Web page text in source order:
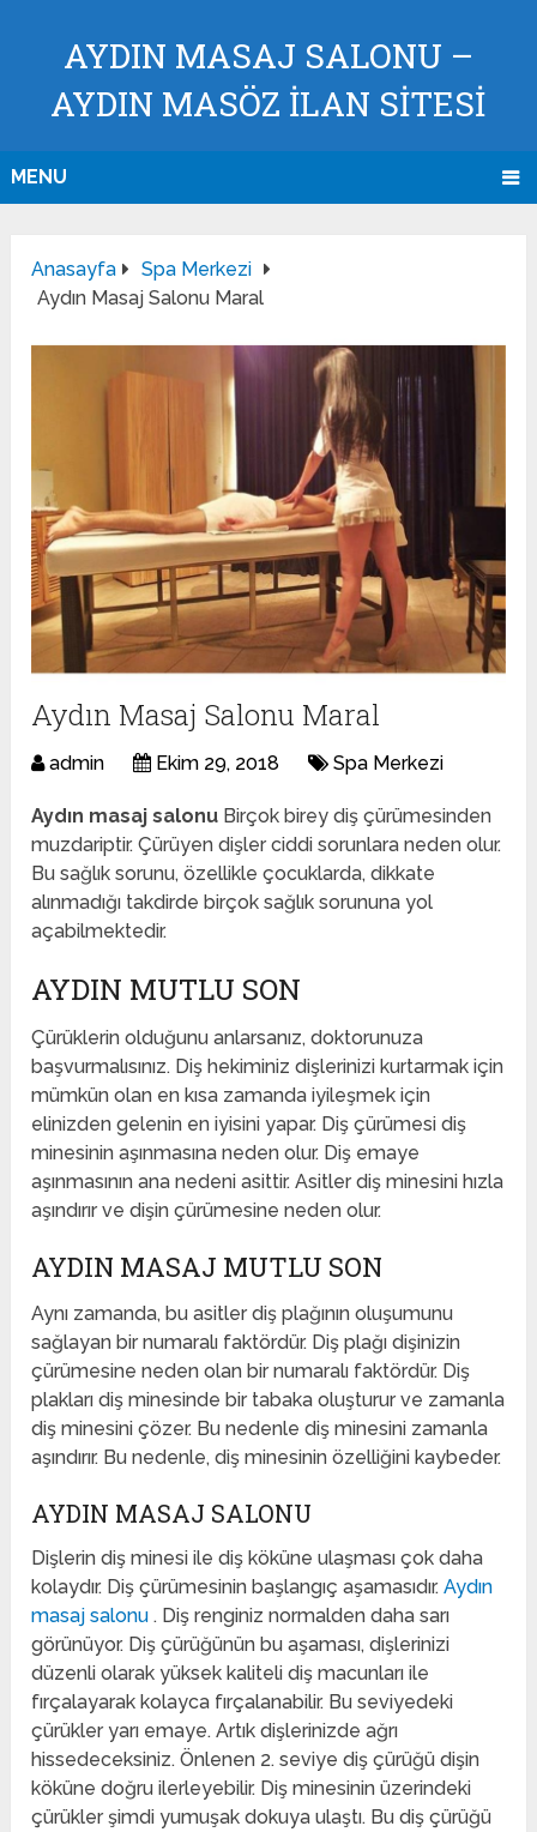
AYDIN MASAJ SALONU –
AYDIN MASÖZ İLAN SİTESİ
MENU
Anasayfa
Spa Merkezi
Aydın Masaj Salonu Maral
Aydın Masaj Salonu Maral
admin Ekim 29, 2018 Spa Merkezi
Aydın masaj salonu Birçok birey diş çürümesinden
muzdariptir. Çürüyen dişler ciddi sorunlara neden olur.
Bu sağlık sorunu, özellikle çocuklarda, dikkate
alınmadığı takdirde birçok sağlık sorununa yol
açabilmektedir.
AYDIN MUTLU SON
Çürüklerin olduğunu anlarsanız, doktorunuza
başvurmalısınız. Diş hekiminiz dişlerinizi kurtarmak için
mümkün olan en kısa zamanda iyileşmek için
elinizden gelenin en iyisini yapar. Diş çürümesi diş
minesinin aşınmasına neden olur. Diş emaye
aşınmasının ana nedeni asittir. Asitler diş minesini hızla
aşındırır ve dişin çürümesine neden olur.
AYDIN MASAJ MUTLU SON
Aynı zamanda, bu asitler diş plağının oluşumunu
sağlayan bir numaralı faktördür. Diş plağı dişinizin
çürümesine neden olan bir numaralı faktördür. Diş
plakları diş minesinde bir tabaka oluşturur ve zamanla
diş minesini çözer. Bu nedenle diş minesini zamanla
aşındırır. Bu nedenle, diş minesinin özelliğini kaybeder.
AYDIN MASAJ SALONU
Dişlerin diş minesi ile diş köküne ulaşması çok daha
kolaydır. Diş çürümesinin başlangıç ​​aşamasıdır.Aydın
masaj salonu. Diş renginiz normalden daha sarı
görünüyor. Diş çürüğünün bu aşaması, dişlerinizi
düzenli olarak yüksek kaliteli diş macunları ile
fırçalayarak kolayca fırçalanabilir. Bu seviyedeki
çürükler yarı emaye. Artık dişlerinizde ağrı
hissedeceksiniz. Önlenen 2. seviye diş çürüğü dişin
köküne doğru ilerleyebilir. Diş minesinin üzerindeki
çürükler şimdi yumuşak dokuya ulaştı. Bu diş çürüğü